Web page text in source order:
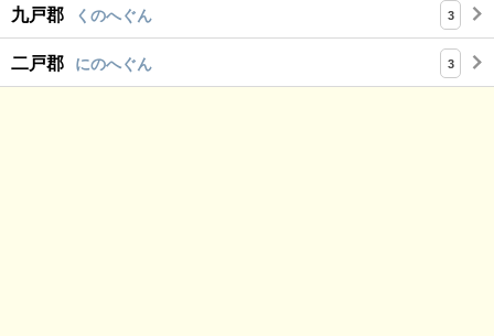
九戸郡 くのへぐん 3
二戸郡 にのへぐん 3